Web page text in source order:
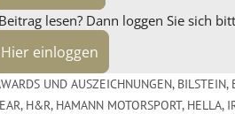
lesen? Dann loggen Sie sich
Hier einloggen
UND AUSZEICHNUNGEN, BILSTEIN,
, H&R, HAMANN MOTORSPORT, HELLA,